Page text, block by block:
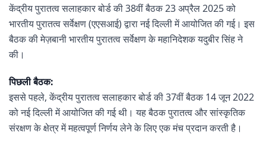
केंद्रीय पुरातत्व सलाहकार बोर्ड की 38वीं बैठक 23 अप्रैल 2025 को
भारतीय पुरातत्व सर्वेक्षण (एएसआई) द्वारा नई दिल्ली में आयोजित की गई। इस
बैठक की मेज़बानी भारतीय पुरातत्व सर्वेक्षण के महानिदेशक यदुबीर सिंह ने
की।
पिछली बैठक:
इससे पहले, केंद्रीय पुरातत्व सलाहकार बोर्ड की 37वीं बैठक 14 जून 2022
को नई दिल्ली में आयोजित की गई थी। यह बैठक पुरातत्व और सांस्कृतिक
संरक्षण के क्षेत्र में महत्वपूर्ण निर्णय लेने के लिए एक मंच प्रदान करती है।